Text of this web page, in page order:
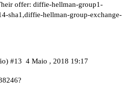
offer: diffie-hellman-group1-
sha1,diffie-hellman-group-exchange-
4 Maio , 2018 19:17
#13